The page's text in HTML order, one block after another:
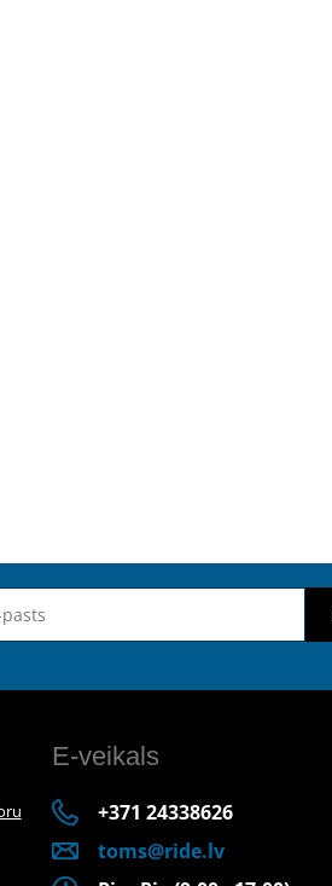
E-veikals
+371 24338626
toms@ride.lv